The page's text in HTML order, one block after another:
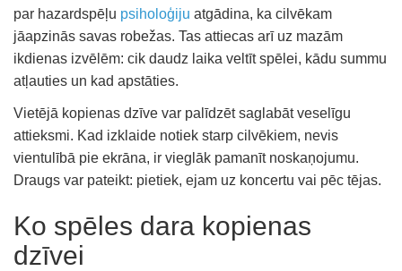
par hazardspēļu psiholoģiju atgādina, ka cilvēkam
jāapzinās savas robežas. Tas attiecas arī uz mazām
ikdienas izvēlēm: cik daudz laika veltīt spēlei, kādu summu
atļauties un kad apstāties.
Vietējā kopienas dzīve var palīdzēt saglabāt veselīgu
attieksmi. Kad izklaide notiek starp cilvēkiem, nevis
vientulībā pie ekrāna, ir vieglāk pamanīt noskaņojumu.
Draugs var pateikt: pietiek, ejam uz koncertu vai pēc tējas.
Ko spēles dara kopienas
dzīvei